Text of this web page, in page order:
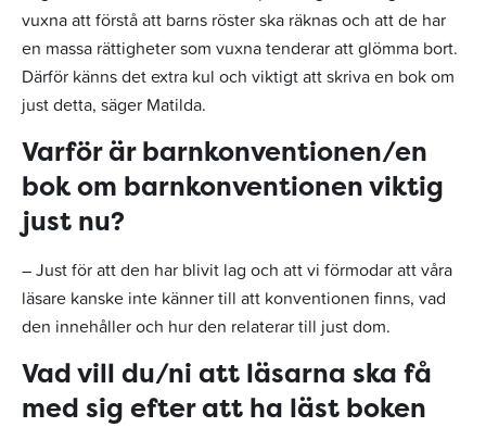
vuxna att förstå att barns röster ska räknas och att de har
en massa rättigheter som vuxna tenderar att glömma bort.
Därför känns det extra kul och viktigt att skriva en bok om
just detta, säger Matilda.
Varför är barnkonventionen/en
bok om barnkonventionen viktig
just nu?
– Just för att den har blivit lag och att vi förmodar att våra
läsare kanske inte känner till att konventionen finns, vad
den innehåller och hur den relaterar till just dom.
Vad vill du/ni att läsarna ska få
med sig efter att ha läst boken